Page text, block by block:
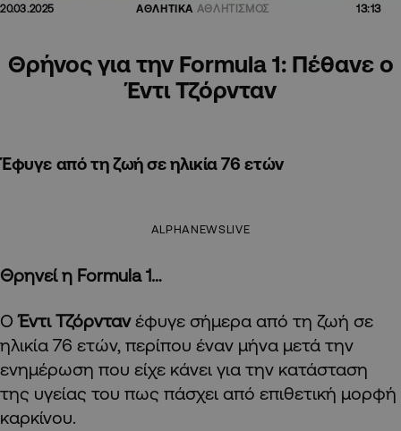
20.03.2025 ΑΘΛΗΤΙΚΑ ΑΘΛΗΤΙΣΜΟΣ 13:13
Θρήνος για την Formula 1: Πέθανε ο
Έντι Τζόρνταν
Έφυγε από τη ζωή σε ηλικία 76 ετών
ALPHANEWSLIVE
Θρηνεί η Formula 1…
ΟΈντι Τζόρντανέφυγε σήμερα από τη ζωή σε
ηλικία 76 ετών, περίπου έναν μήνα μετά την
ενημέρωση που είχε κάνει για την κατάσταση
της υγείας του πως πάσχει από επιθετική μορφή
καρκίνου.